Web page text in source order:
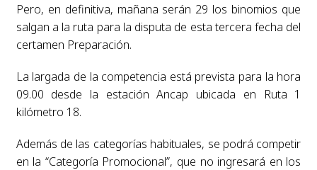
Pero, en definitiva, mañana serán 29 los binomios que
salgan a la ruta para la disputa de esta tercera fecha del
certamen Preparación.
La largada de la competencia está prevista para la hora
09.00 desde la estación Ancap ubicada en Ruta 1
kilómetro 18.
Además de las categorías habituales, se podrá competir
en la “Categoría Promocional”, que no ingresará en los